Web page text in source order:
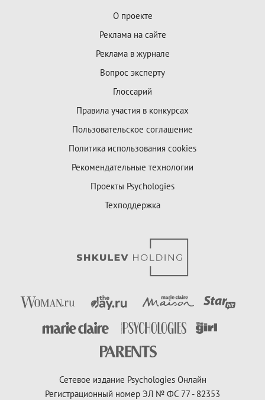
О проекте
Реклама на сайте
Реклама в журнале
Вопрос эксперту
Глоссарий
Правила участия в конкурсах
Пользовательское соглашение
Политика использования cookies
Рекомендательные технологии
Проекты Psychologies
Техподдержка
Сетевое издание Psychologies Онлайн
Регистрационный номер ЭЛ № ФС 77 - 82353